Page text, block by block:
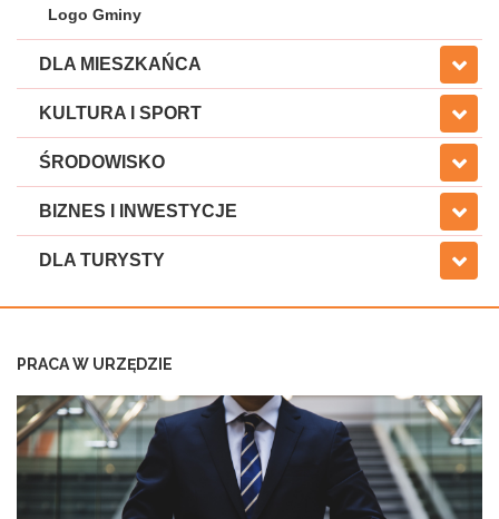
Logo Gminy
DLA MIESZKAŃCA
KULTURA I SPORT
ŚRODOWISKO
BIZNES I INWESTYCJE
DLA TURYSTY
PRACA W URZĘDZIE